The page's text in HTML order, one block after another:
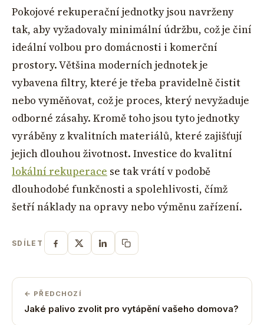
Pokojové rekuperační jednotky jsou navrženy
tak, aby vyžadovaly minimální údržbu, což je činí
ideální volbou pro domácnosti i komerční
prostory. Většina moderních jednotek je
vybavena filtry, které je třeba pravidelně čistit
nebo vyměňovat, což je proces, který nevyžaduje
odborné zásahy. Kromě toho jsou tyto jednotky
vyráběny z kvalitních materiálů, které zajišťují
jejich dlouhou životnost. Investice do kvalitní
lokální rekuperace se tak vrátí v podobě
dlouhodobé funkčnosti a spolehlivosti, čímž
šetří náklady na opravy nebo výměnu zařízení.
SDÍLET
← PŘEDCHOZÍ
Jaké palivo zvolit pro vytápění vašeho domova?